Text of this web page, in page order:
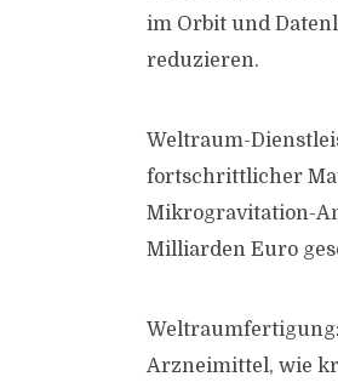
im Orbit und
reduzieren.
Weltraum-
fortschrittlicher
Mikrogravitation-
Milliarden Euro
Arzneimittel, wie